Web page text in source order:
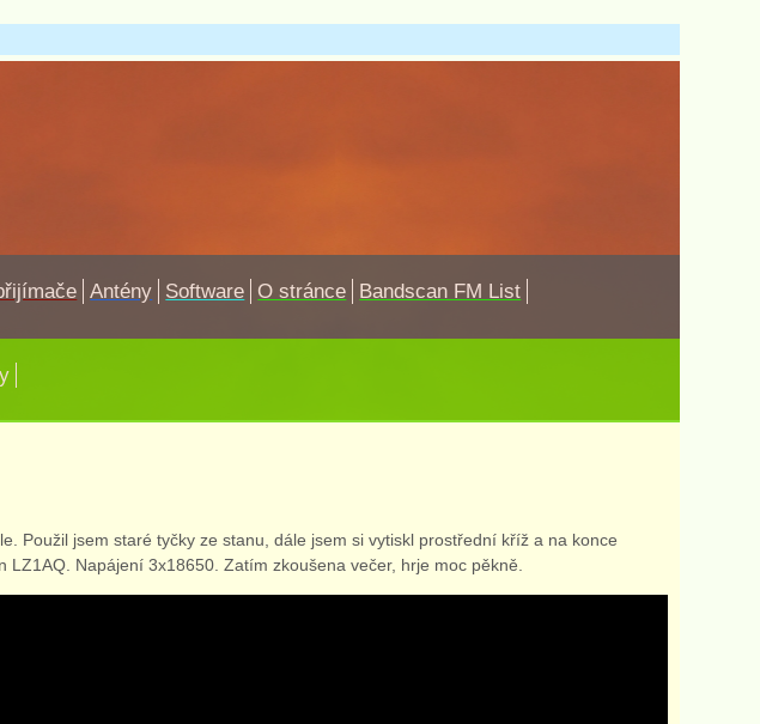
Antény Software O stránce Bandscan FM List
Použil jsem staré tyčky ze stanu, dále jsem si vytiskl prostřední kříž a na konce
Napájení 3x18650. Zatím zkoušena večer, hrje moc pěkně.